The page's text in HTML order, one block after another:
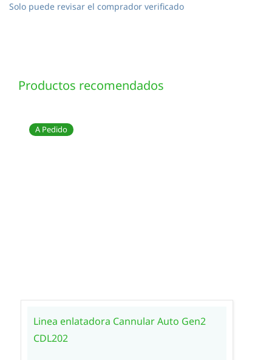
Solo puede revisar el comprador verificado
Productos recomendados
A Pedido
Linea enlatadora Cannular Auto Gen2
CDL202